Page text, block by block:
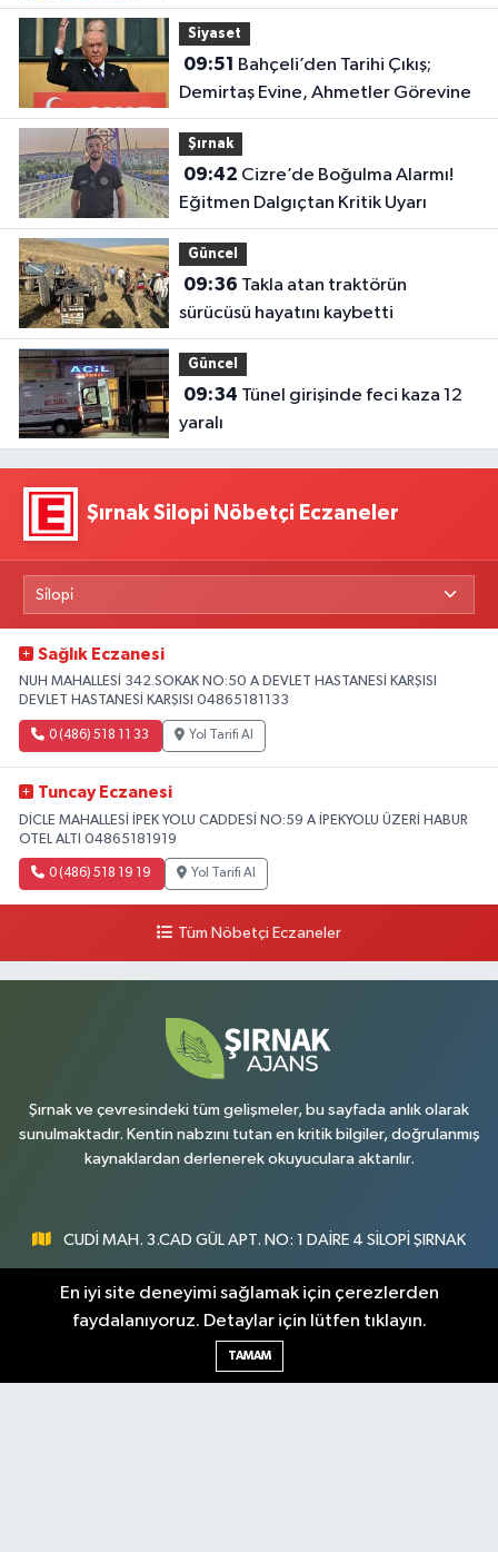
oluşturdu
Siyaset
09:51
Demirtaş Evine, Ahmetler Görevine
Şırnak
09:42
Eğitmen Dalgıçtan Kritik Uyarı
Güncel
09:36
sürücüsü hayatını kaybetti
Güncel
09:34
yaralı
Şırnak Silopi Nöbetçi Eczaneler
Sağlık Eczanesi
NUH MAHALLESİ 342.SOKAK NO:50 A DEVLET HASTANESİ KARŞISI
DEVLET HASTANESİ KARŞISI 04865181133
0 (486) 518 11 33 Yol Tarifi Al
Tuncay Eczanesi
DİCLE MAHALLESİ İPEK YOLU CADDESİ NO:59 A İPEKYOLU ÜZERİ HABUR
OTEL ALTI 04865181919
0 (486) 518 19 19 Yol Tarifi Al
Tüm Nöbetçi Eczaneler
Şırnak ve çevresindeki tüm gelişmeler, bu sayfada anlık olarak
sunulmaktadır. Kentin nabzını tutan en kritik bilgiler, doğrulanmış
kaynaklardan derlenerek okuyuculara aktarılır.
CUDİ MAH. 3.CAD GÜL APT. NO: 1 DAİRE 4 SİLOPİ ŞIRNAK
0547 300 73 73
[email protected]
En iyi site deneyimi sağlamak için çerezlerden
faydalanıyoruz. Detaylar için lütfen tıklayın.
TAMAM